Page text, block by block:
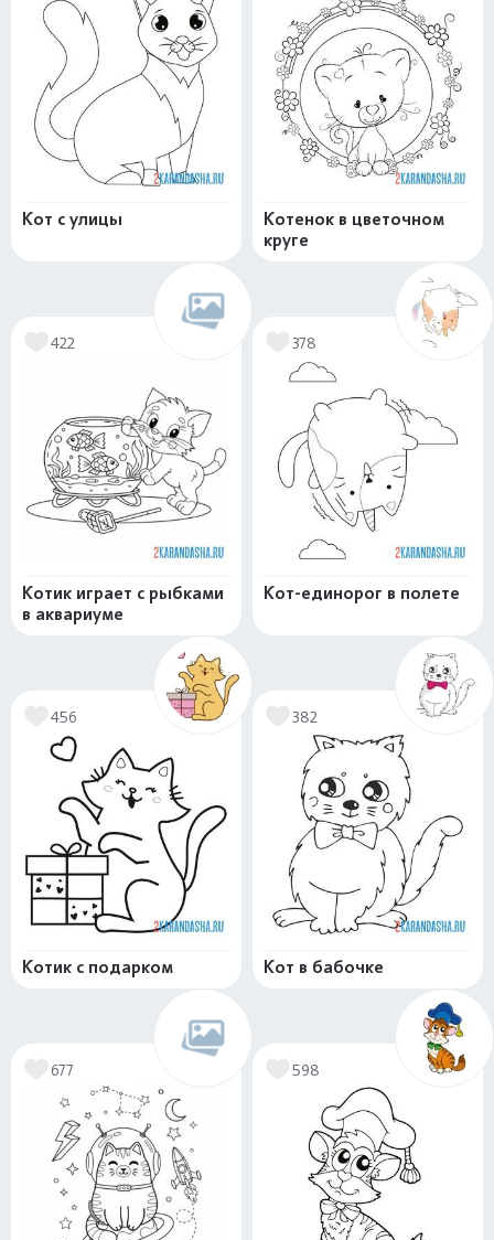
Кот с улицы
Котенок в цветочном
круге
422
Котик играет с рыбками
в аквариуме
378
Кот-единорог в полете
456
Котик с подарком
382
Кот в бабочке
677 598